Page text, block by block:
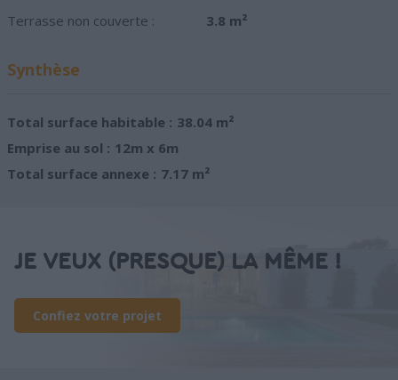
Terrasse non couverte :
3.8 m²
Synthèse
Total surface habitable : 38.04 m²
Emprise au sol : 12m x 6m
Total surface annexe : 7.17 m²
JE VEUX (PRESQUE) LA MÊME !
Confiez votre projet